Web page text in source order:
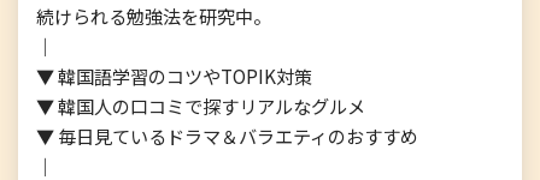
続けられる勉強法を研究中。
｜
▼ 韓国語学習のコツやTOPIK対策
▼ 韓国人の口コミで探すリアルなグルメ
▼ 毎日見ているドラマ＆バラエティのおすすめ
｜